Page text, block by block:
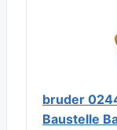
bruder
Baustelle